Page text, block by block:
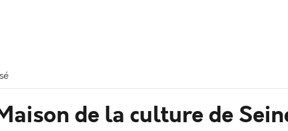
de la culture de